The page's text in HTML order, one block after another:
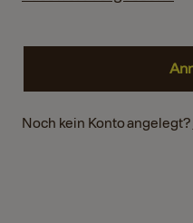
Noch kein Konto angelegt?